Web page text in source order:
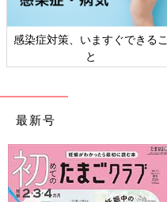
感染症対策、いますぐできるこ
と
最新号